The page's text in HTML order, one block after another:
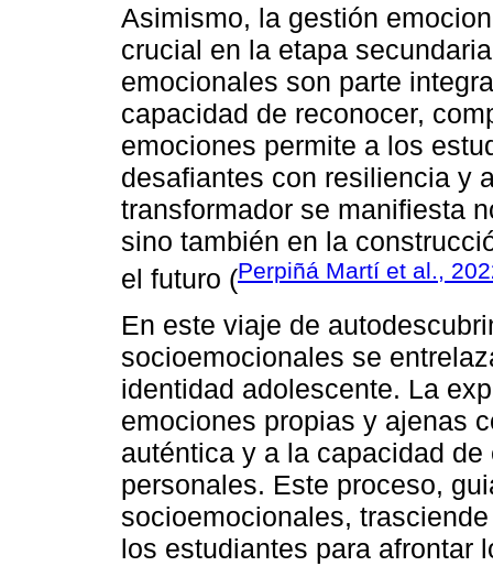
Asimismo, la gestión
crucial en la etapa
emocionales son parte
capacidad de reconocer,
emociones permite a los
desafiantes con resiliencia y
transformador se manifiesta
sino también en la
el futuro (Perpiñá Martí et al.,
En este viaje de
socioemocionales se
identidad adolescente. La
emociones propias y ajenas
auténtica y a la capacidad
personales. Este proceso,
socioemocionales,
los estudiantes para afrontar